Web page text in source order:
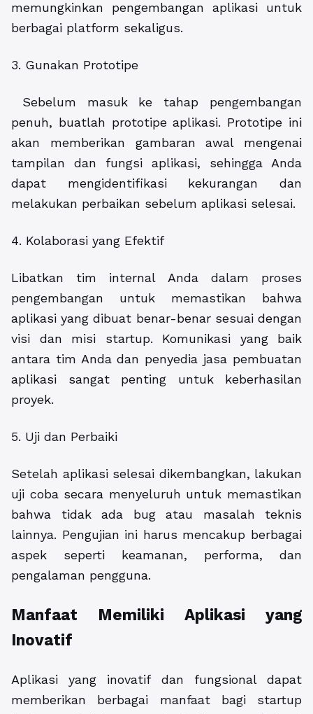
memungkinkan pengembangan aplikasi untuk
berbagai platform sekaligus.
3. Gunakan Prototipe
Sebelum masuk ke tahap pengembangan
penuh, buatlah prototipe aplikasi. Prototipe ini
akan memberikan gambaran awal mengenai
tampilan dan fungsi aplikasi, sehingga Anda
dapat mengidentifikasi kekurangan dan
melakukan perbaikan sebelum aplikasi selesai.
4. Kolaborasi yang Efektif
Libatkan tim internal Anda dalam proses
pengembangan untuk memastikan bahwa
aplikasi yang dibuat benar-benar sesuai dengan
visi dan misi startup. Komunikasi yang baik
antara tim Anda dan penyedia jasa pembuatan
aplikasi sangat penting untuk keberhasilan
proyek.
5. Uji dan Perbaiki
Setelah aplikasi selesai dikembangkan, lakukan
uji coba secara menyeluruh untuk memastikan
bahwa tidak ada bug atau masalah teknis
lainnya. Pengujian ini harus mencakup berbagai
aspek seperti keamanan, performa, dan
pengalaman pengguna.
Manfaat Memiliki Aplikasi yang
Inovatif
Aplikasi yang inovatif dan fungsional dapat
memberikan berbagai manfaat bagi startup